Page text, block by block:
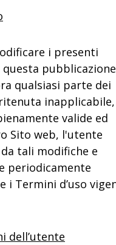
i presenti
qualsiasi parte dei
valide ed
Sito web, l'utente
tali modifiche e
periodicamente
i Termini d’uso
dell’utente